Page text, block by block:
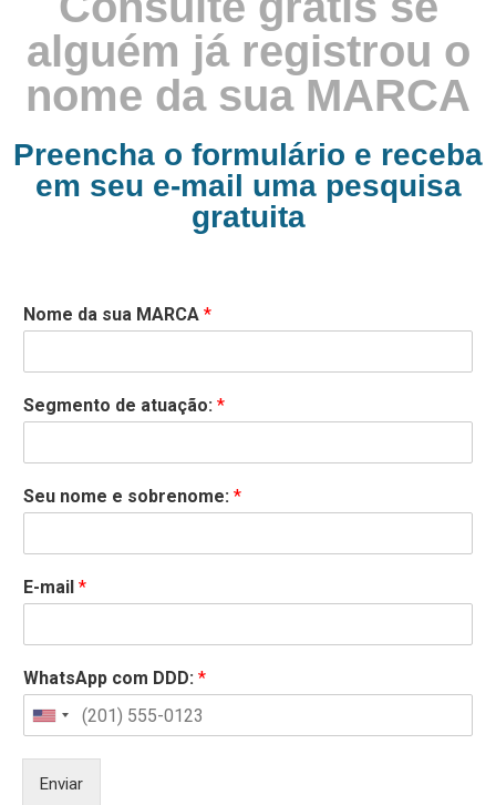
alguém já registrou o
nome da sua MARCA
Preencha o formulário e receba
em seu e-mail uma pesquisa
gratuita
Nome da sua MARCA *
Segmento de atuação: *
Seu nome e sobrenome: *
E-mail *
WhatsApp com DDD: *
United
+1
Enviar